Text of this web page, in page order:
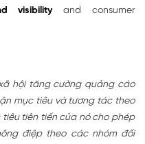
visibilityand consumer
hội tăng cường quảng cáo
mục tiêu và tương tác theo
tiên tiến của nó cho phép
điệp theo các nhóm đối